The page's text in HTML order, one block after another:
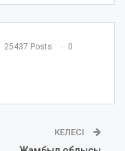
25437 Posts 0
КЕЛЕСІ